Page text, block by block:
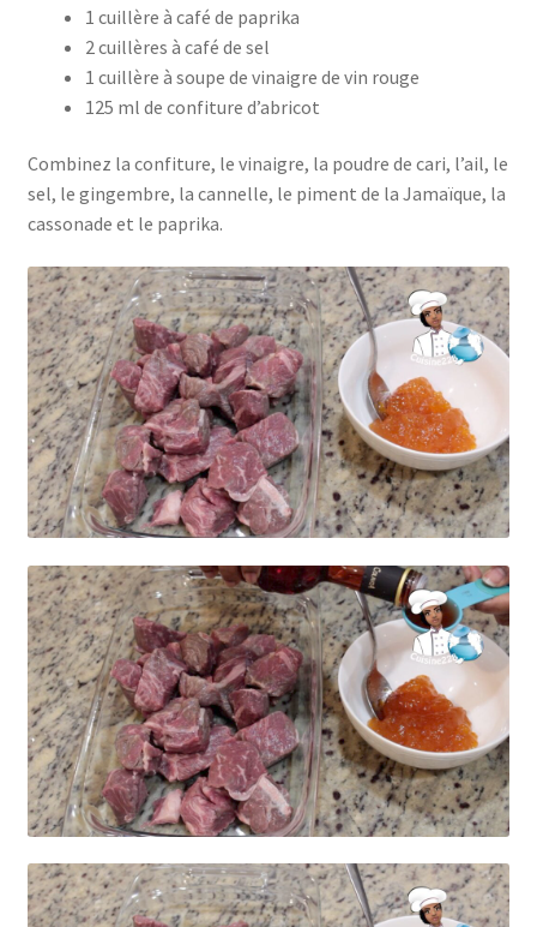
1 cuillère à café de paprika
2 cuillères à café de sel
1 cuillère à soupe de vinaigre de vin rouge
125 ml de confiture d’abricot
Combinez la confiture, le vinaigre, la poudre de cari, l’ail, le
sel, le gingembre, la cannelle, le piment de la Jamaïque, la
cassonade et le paprika.